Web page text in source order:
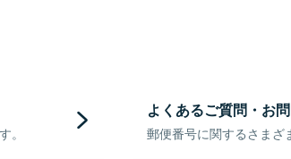
。
よくあるご質問・お
郵便番号に関するさまざ